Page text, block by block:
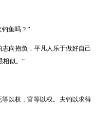
鱼吗？ ”
向抱负，平凡人乐于做好自己
似。 ”
以权，官等以权。夫钓以求得